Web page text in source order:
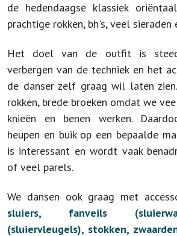
de hedendaagse klassiek
prachtige rokken, bh's, veel sieraden
Het doel van de outfit is
verbergen van de techniek en het
de danser zelf graag wil laten
rokken, brede broeken omdat we
knieën en benen werken.
heupen en buik op een bepaalde
is interessant en wordt vaak
of veel parels.
We dansen ook graag met
sluiers, fanveils
(sluiervleugels), stokken,